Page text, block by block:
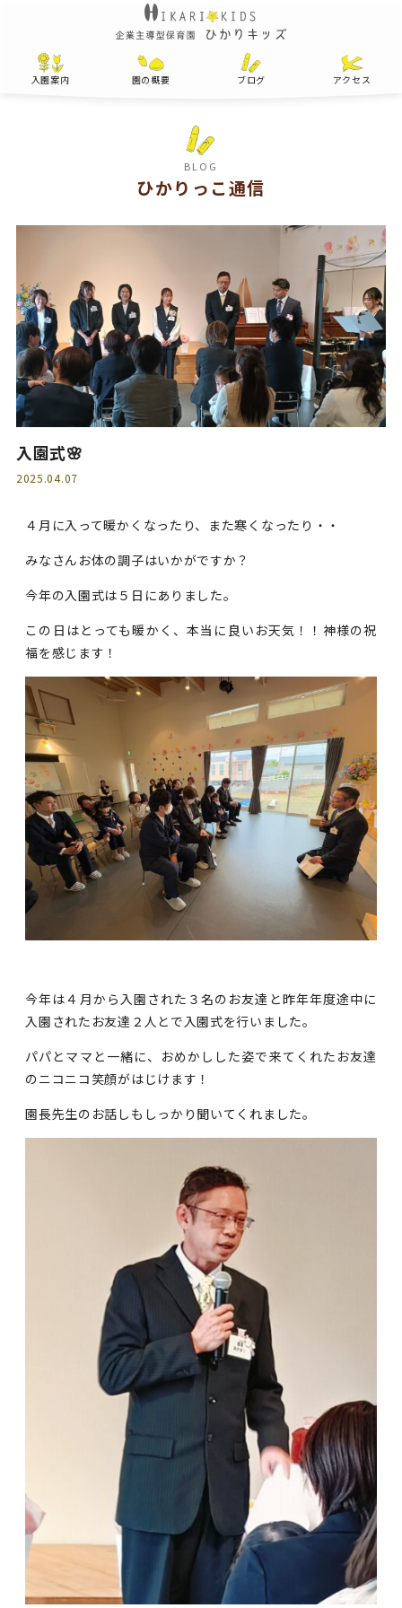
入園案内 園の概要 ブログ アクセス
BLOG
ひかりっこ通信
入園式🌸
2025.04.07
４月に入って暖かくなったり、また寒くなったり・・
みなさんお体の調子はいかがですか？
今年の入園式は５日にありました。
この日はとっても暖かく、本当に良いお天気！！神様の祝
福を感じます！
今年は４月から入園された３名のお友達と昨年年度途中に
入園されたお友達２人とで入園式を行いました。
パパとママと一緒に、おめかしした姿で来てくれたお友達
のニコニコ笑顔がはじけます！
園長先生のお話しもしっかり聞いてくれました。